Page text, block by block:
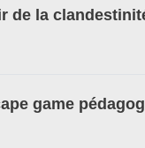
de la
game